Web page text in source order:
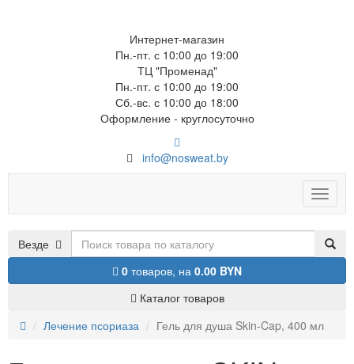
Интернет-магазин
Пн.-пт. с 10:00 до 19:00
ТЦ "Променад"
Пн.-пт. с 10:00 до 19:00
Сб.-вс. с 10:00 до 18:00
Оформление - круглосуточно
info@nosweat.by
Toggle
Везде
0 товаров, на 0.00 BYN
Каталог товаров
Лечение псориаза
Гель для душа Skin-Cap, 400 мл